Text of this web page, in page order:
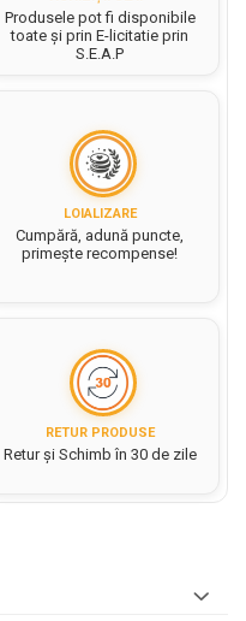
Produsele pot fi disponibile
toate și prin E-licitatie prin
S.E.A.P
LOIALIZARE
Cumpără, adună puncte,
primește recompense!
RETUR PRODUSE
Retur și Schimb în 30 de zile